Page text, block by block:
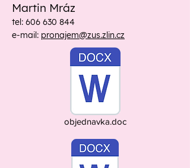
Martin Mráz
tel: 606 630 844
e-mail: pronajem@zus.zlin.cz
objednavka.doc